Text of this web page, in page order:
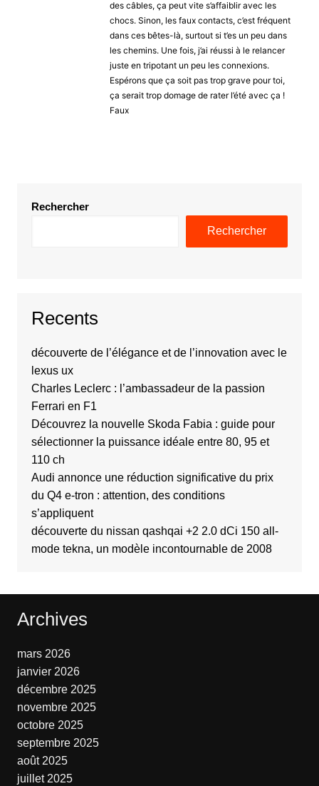
des câbles, ça peut vite s’affaiblir avec les
chocs. Sinon, les faux contacts, c’est fréquent
dans ces bêtes-là, surtout si t’es un peu dans
les chemins. Une fois, j’ai réussi à le relancer
juste en tripotant un peu les connexions.
Espérons que ça soit pas trop grave pour toi,
ça serait trop domage de rater l’été avec ça !
Faux
Rechercher
Rechercher
Recents
découverte de l’élégance et de l’innovation avec le
lexus ux
Charles Leclerc : l’ambassadeur de la passion
Ferrari en F1
Découvrez la nouvelle Skoda Fabia : guide pour
sélectionner la puissance idéale entre 80, 95 et
110 ch
Audi annonce une réduction significative du prix
du Q4 e-tron : attention, des conditions
s’appliquent
découverte du nissan qashqai +2 2.0 dCi 150 all-
mode tekna, un modèle incontournable de 2008
Archives
mars 2026
janvier 2026
décembre 2025
novembre 2025
octobre 2025
septembre 2025
août 2025
juillet 2025